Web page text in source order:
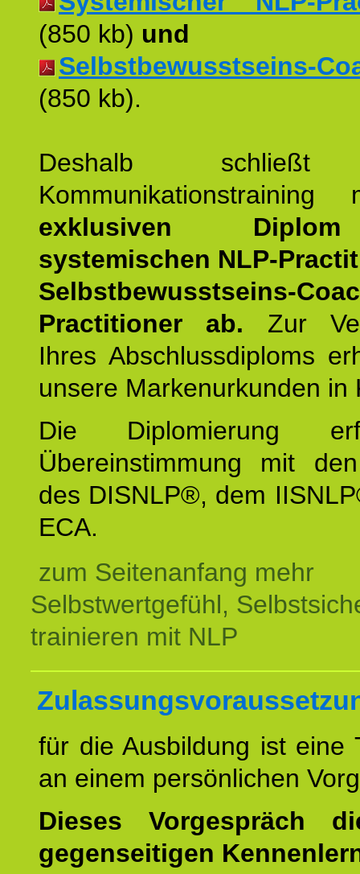
(850 kb) und
Selbstbewusstseins-
(850 kb).
Deshalb schließt
exklusiven
systemischen NLP-
Selbstbewusstseins-
Practitioner ab. Zur
Ihres Abschlussdiploms
unsere Markenurkunden in
Die Diplomierung
Übereinstimmung mit
des DISNLP®, dem
ECA.
zum Seitenanfang mehr
Selbstwertgefühl,
trainieren mit NLP
für die Ausbildung ist eine
an einem persönlichen
Dieses Vorgespräch
gegenseitigen